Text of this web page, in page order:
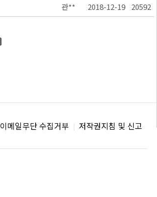
관** 2018-12-19 20592
이메일무단 수집거부 저작권지침 및 신고